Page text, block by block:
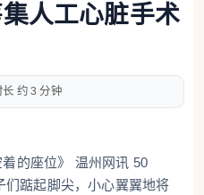
人工心脏手术
约 3 分钟
的座位》 温州网讯 50
踮起脚尖，小心翼翼地将